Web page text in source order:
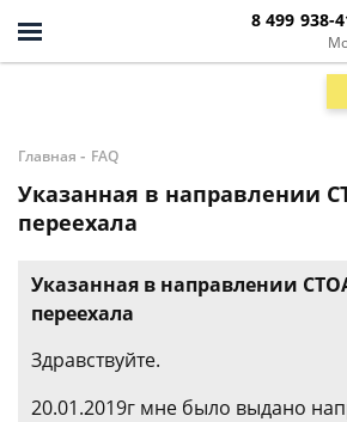
8 499 938-
Главная - FAQ
Указанная в направлении
переехала
Указанная в направлении
переехала
Здравствуйте.
20.01.2019г мне было выдано